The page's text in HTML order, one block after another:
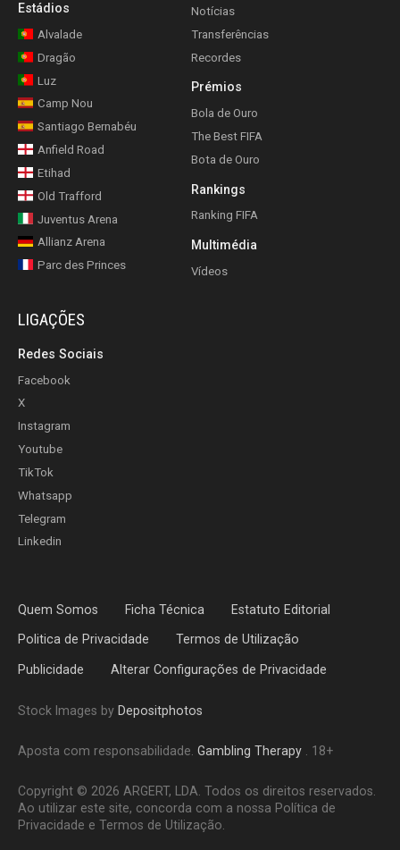
Estádios
Alvalade
Dragão
Luz
Camp Nou
Santiago Bernabéu
Anfield Road
Etihad
Old Trafford
Juventus Arena
Allianz Arena
Parc des Princes
Notícias
Transferências
Recordes
Prémios
Bola de Ouro
The Best FIFA
Bota de Ouro
Rankings
Ranking FIFA
Multimédia
Vídeos
LIGAÇÕES
Redes Sociais
Facebook
X
Instagram
Youtube
TikTok
Whatsapp
Telegram
Linkedin
Quem Somos Ficha Técnica Estatuto Editorial
Politica de Privacidade Termos de Utilização
Publicidade Alterar Configurações de Privacidade
Stock Images by Depositphotos
Aposta com responsabilidade. Gambling Therapy. 18+
Copyright © 2026 ARGERT, LDA. Todos os direitos reservados.
Ao utilizar este site, concorda com a nossa Política de
Privacidade e Termos de Utilização.